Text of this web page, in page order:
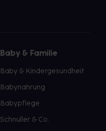
Baby & Familie
Baby & Kindergesundheit
Babynahrung
Babypflege
Schnuller & Co.